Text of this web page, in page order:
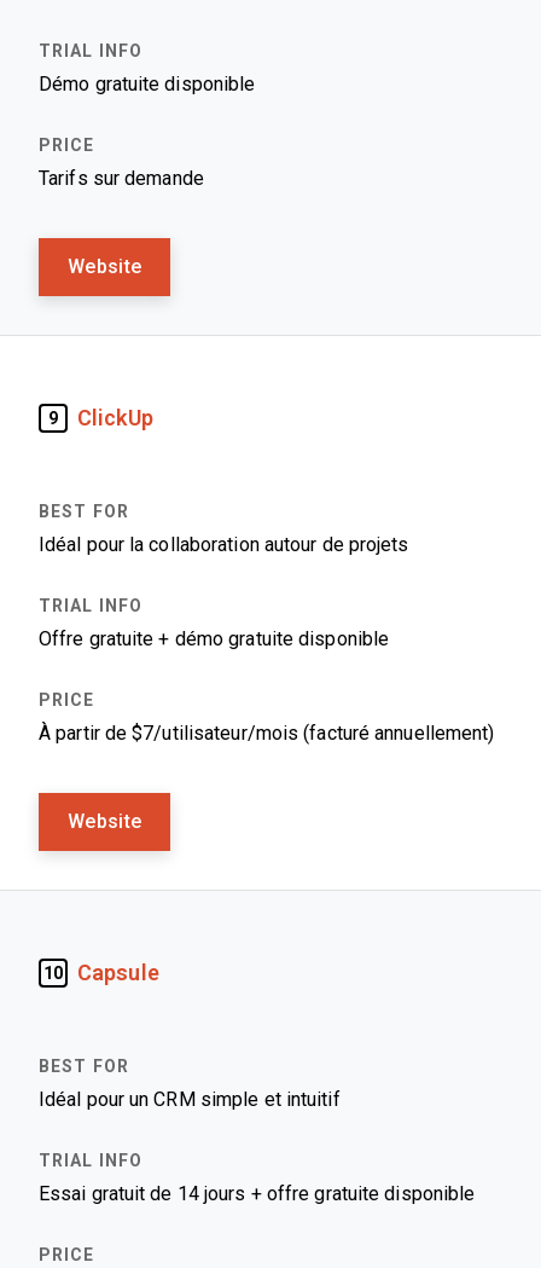
Démo gratuite disponible
Tarifs sur demande
Website
9 ClickUp
Idéal pour la collaboration autour de projets
Offre gratuite + démo gratuite disponible
À partir de $7/utilisateur/mois (facturé annuellement)
Website
10 Capsule
Idéal pour un CRM simple et intuitif
Essai gratuit de 14 jours + offre gratuite disponible